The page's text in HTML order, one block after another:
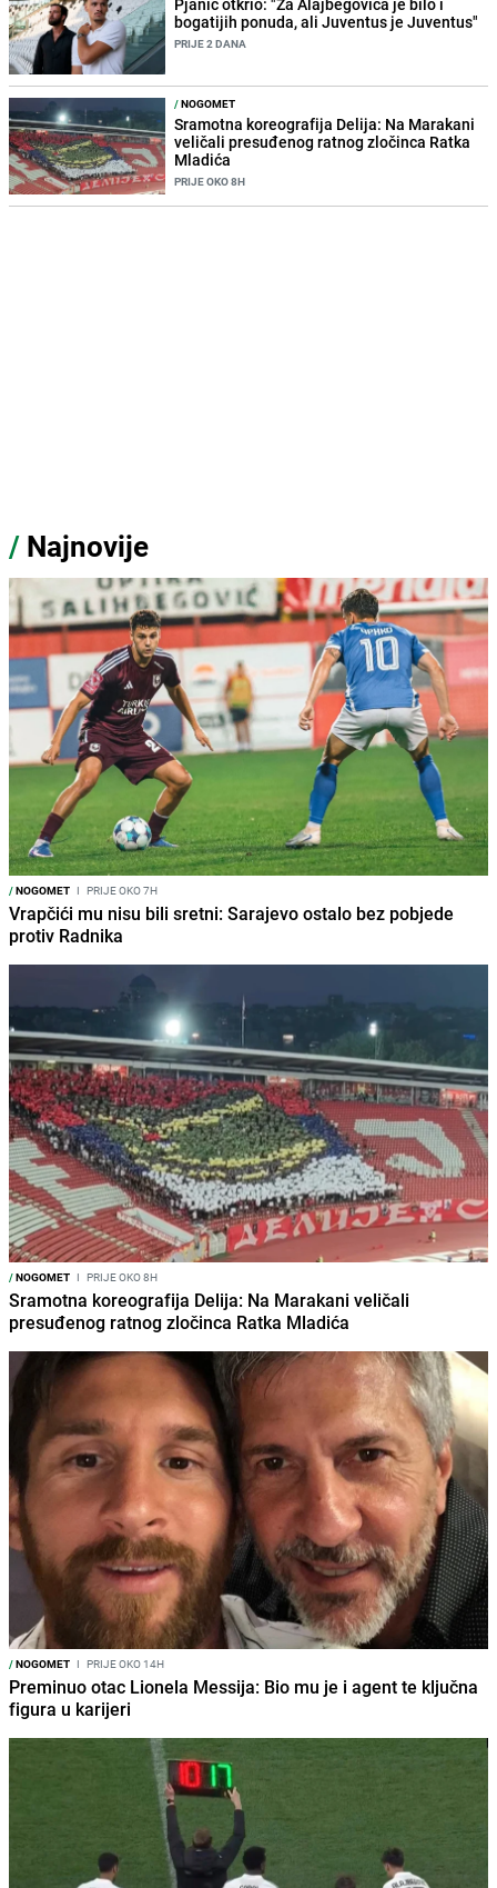
bogatijih ponuda, ali Juventus je Juventus"
PRIJE 2 DANA
/NOGOMET
Sramotna koreografija Delija: Na Marakani
veličali presuđenog ratnog zločinca Ratka
Mladića
PRIJE OKO 8H
/ Najnovije
/NOGOMET I PRIJE OKO 7H
Vrapčići mu nisu bili sretni: Sarajevo ostalo bez pobjede
protiv Radnika
/NOGOMET I PRIJE OKO 8H
Sramotna koreografija Delija: Na Marakani veličali
presuđenog ratnog zločinca Ratka Mladića
/NOGOMET I PRIJE OKO 14H
Preminuo otac Lionela Messija: Bio mu je i agent te ključna
figura u karijeri